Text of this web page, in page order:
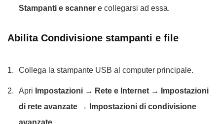
Stampanti e scanner e collegarsi ad essa.
Abilita Condivisione stampanti e file
Collega la stampante USB al computer principale.
Apri Impostazioni → Rete e Internet → Impostazioni
di rete avanzate → Impostazioni di condivisione
avanzate